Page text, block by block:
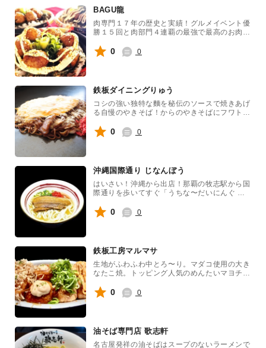
油をベースに、八角や花椒、豆板醤などのパン
チのあるタレで、牛すじ肉をトロトロになるま
で煮込みました。台湾らしいスパイシーさもあ
りながら、醤油ベースの親しみのある味わい
ついおかわりしたくなる美味しさです！ 熟成
コチュジャンを使用した自家製のヤンニョムダ
BAGU龍
肉専門１７年の歴史と実績！グルメイベント優
勝１５回と肉部門４連覇の最強で最高のお肉で
ます！
0 0
鉄板ダイニングりゅう
コシの強い独特な麵を秘伝のソースで焼きあげ
る自慢のやきそば！からのやきそばにフワトロ
ス飯一番人気「タマヨちゃん」是非ご賞味くだ
さい！
0 0
沖縄国際通り じなんぼう
はいさい！沖縄から出店！那覇の牧志駅から国
際通りを歩いてすぐ「うちな〜だいにんぐ じ
ま〜さん」沖縄料理を準備しましょうね〜！イ
ーヤーサーサーしましょうね〜！
0 0
鉄板工房マルマサ
生地がふわふわ中とろ〜り。マダコ使用の大き
なたこ焼。トッピング人気のめんたいマヨチー
0 0
油そば専門店 歌志軒
名古屋発祥の油そばはスープのないラーメンで